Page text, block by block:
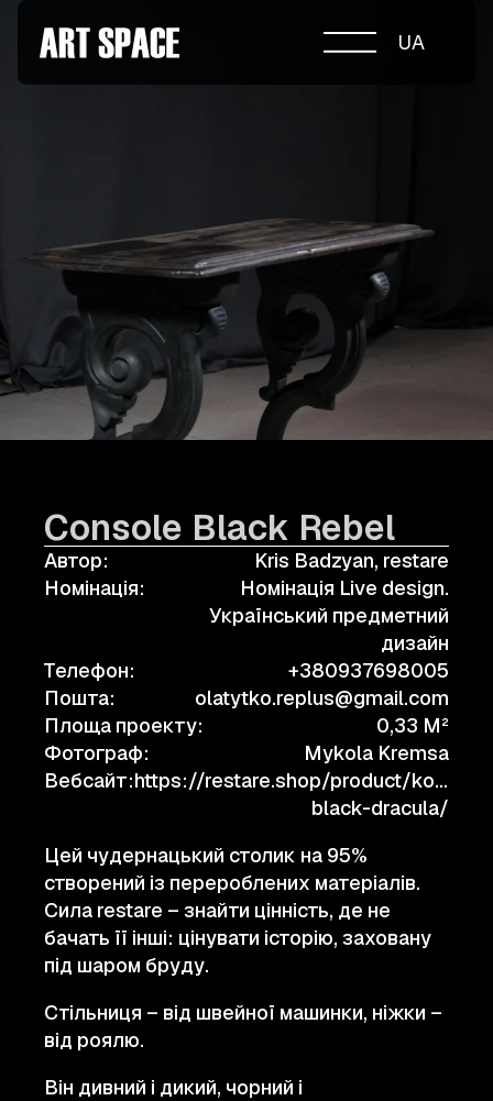
ПАРТНЕРИ
НОМІНАНТИ 2025
ПЕРЕМОЖЦІ 2025
КОНТАКТИ
а.harusova@gmail.com
© 2025 Wmaax Studio
UA
Сonsole Black Rebel
Автор:
Kris Badzyan, restare
Номінація:
Номінація Live design.
Український предметний
дизайн
Телефон:
+380937698005
Пошта:
olatytko.replus@gmail.com
Площа проекту:
0,33 M²
Фотограф:
Mykola Kremsa
Вебсайт:https://restare.shop/product/konsol-
black-dracula/
Цей чудернацький столик на 95%
створений із перероблених матеріалів.
Сила restare – знайти цінність, де не
бачать її інші: цінувати історію, заховану
під шаром бруду.
Стільниця – від швейної машинки, ніжки –
від роялю.
Він дивний і дикий, чорний і